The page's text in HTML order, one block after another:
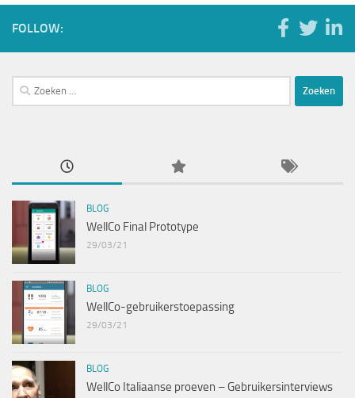
FOLLOW:
Zoeken
naar:
BLOG
WellCo Final Prototype
29/03/21
BLOG
WellCo-gebruikerstoepassing
29/03/21
BLOG
WellCo Italiaanse proeven – Gebruikersinterviews